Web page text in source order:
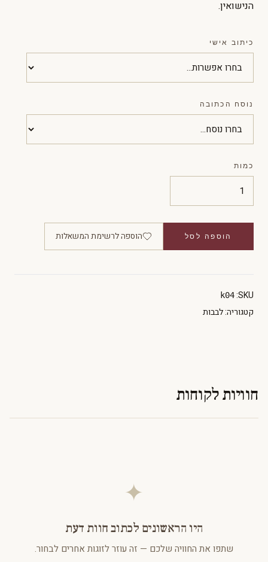
הנישואין.
כיתוב אישי
נוסח הכתובה
כמות
הוספה לסל הוספה לרשימת המשאלות
SKU:
k04
קטגוריה:לבבות
חוויות לקוחות
✦
היו הראשונים לכתוב חוות דעת
שתפו את החוויה שלכם — זה עוזר לזוגות אחרים לבחור.